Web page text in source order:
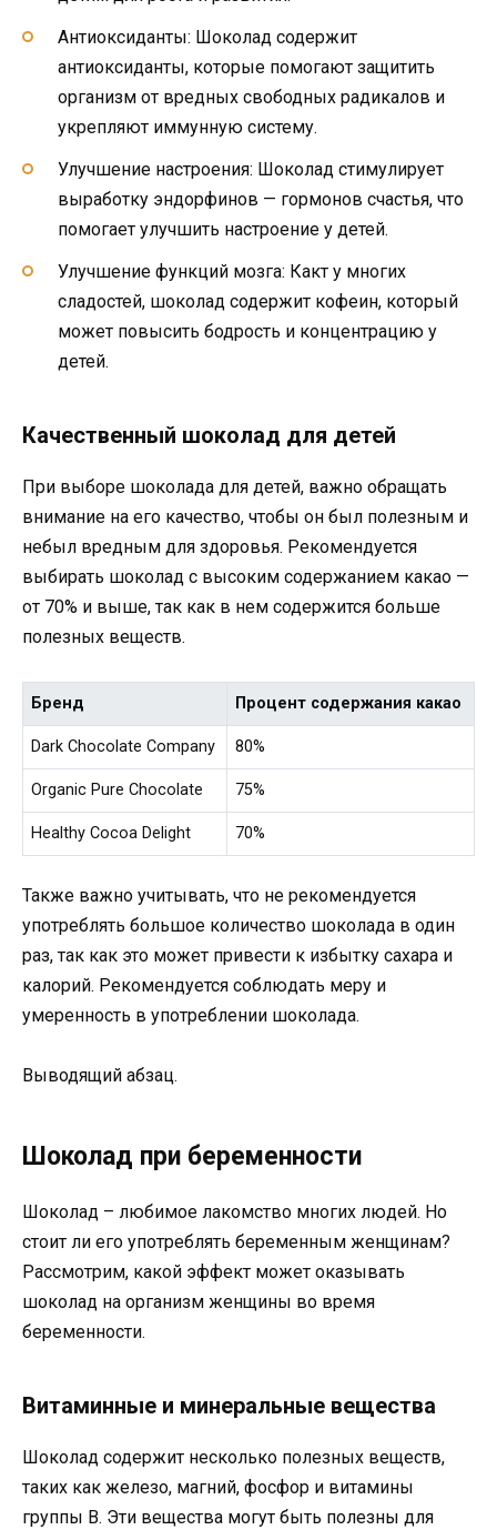
Антиоксиданты: Шоколад содержит
антиоксиданты, которые помогают защитить
организм от вредных свободных радикалов и
укрепляют иммунную систему.
Улучшение настроения: Шоколад стимулирует
выработку эндорфинов — гормонов счастья, что
помогает улучшить настроение у детей.
Улучшение функций мозга: Какт у многих
сладостей, шоколад содержит кофеин, который
может повысить бодрость и концентрацию у
детей.
Качественный шоколад для детей
При выборе шоколада для детей, важно обращать
внимание на его качество, чтобы он был полезным и
небыл вредным для здоровья. Рекомендуется
выбирать шоколад с высоким содержанием какао —
от 70% и выше, так как в нем содержится больше
полезных веществ.
Бренд Процент содержания какао
Dark Chocolate Company 80%
Organic Pure Chocolate 75%
Healthy Cocoa Delight 70%
Также важно учитывать, что не рекомендуется
употреблять большое количество шоколада в один
раз, так как это может привести к избытку сахара и
калорий. Рекомендуется соблюдать меру и
умеренность в употреблении шоколада.
Выводящий абзац.
Шоколад при беременности
Шоколад – любимое лакомство многих людей. Но
стоит ли его употреблять беременным женщинам?
Рассмотрим, какой эффект может оказывать
шоколад на организм женщины во время
беременности.
Витаминные и минеральные вещества
Шоколад содержит несколько полезных веществ,
таких как железо, магний, фосфор и витамины
группы В. Эти вещества могут быть полезны для